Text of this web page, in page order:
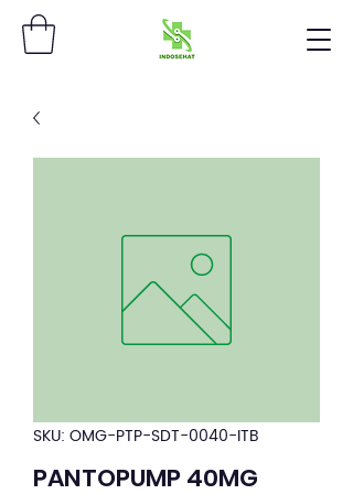
SKU: OMG-PTP-SDT-0040-ITB
PANTOPUMP 40MG